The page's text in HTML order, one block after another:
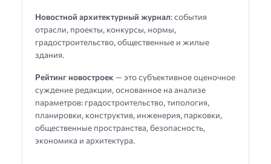
Новостной архитектурный журнал: события
отрасли, проекты, конкурсы, нормы,
градостроительство, общественные и жилые
здания.
Рейтинг новостроек — это субъективное оценочное
суждение редакции, основанное на анализе
параметров: градостроительство, типология,
планировки, конструктив, инженерия, парковки,
общественные пространства, безопасность,
экономика и архитектура.